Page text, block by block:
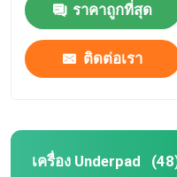
ราคาถูกที่สุด
ติดต่อเรา
เครื่อง Underpad